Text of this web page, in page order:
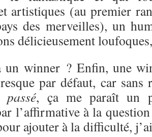
artistiques (au premier
des merveilles), un
délicieusement
winner ? Enfin, une
par défaut, car sans
, ça me paraît un
l’affirmative à la
ajouter à la difficulté,